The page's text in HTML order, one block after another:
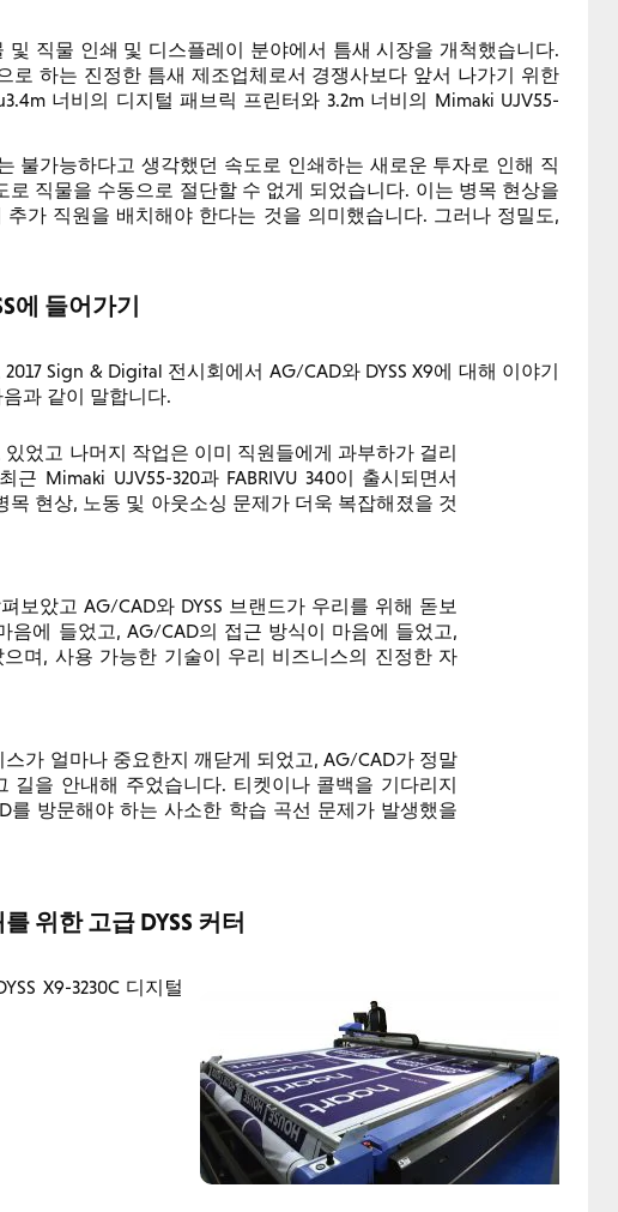
직물 인쇄 및 디스플레이 분야에서 틈새 시장을 개척했습니다.
로 하는 진정한 틈새 제조업체로서 경쟁사보다 앞서 나가기 위한
너비의 디지털 패브릭 프린터와 3.2m 너비의 Mimaki UJV55-
불가능하다고 생각했던 속도로 인쇄하는 새로운 투자로 인해 직
직물을 수동으로 절단할 수 없게 되었습니다. 이는 병목 현상을
가 직원을 배치해야 한다는 것을 의미했습니다. 그러나 정밀도,
에 들어가기
Sign & Digital 전시회에서 AG/CAD와 DYSS X9에 대해 이야기
과 같이 말합니다.
었고 나머지 작업은 이미 직원들에게 과부하가 걸리
Mimaki UJV55-320과 FABRIVU 340이 출시되면서
목 현상, 노동 및 아웃소싱 문제가 더욱 복잡해졌을 것
보았고 AG/CAD와 DYSS 브랜드가 우리를 위해 돋보
음에 들었고, AG/CAD의 접근 방식이 마음에 들었고,
며, 사용 가능한 기술이 우리 비즈니스의 진정한 자
가 얼마나 중요한지 깨닫게 되었고, AG/CAD가 정말
을 안내해 주었습니다. 티켓이나 콜백을 기다리지
를 방문해야 하는 사소한 학습 곡선 문제가 발생했을
위한 고급 DYSS 커터
X9-3230C 디지털